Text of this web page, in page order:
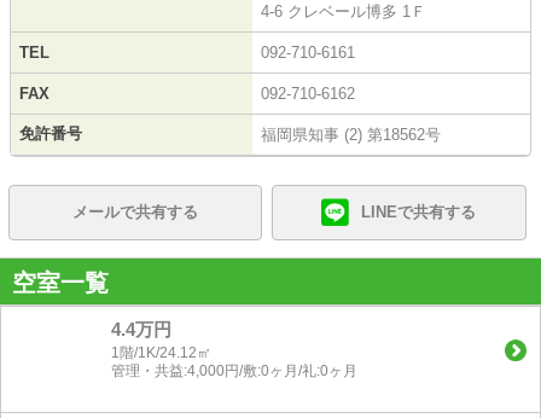
4-6 クレベール博多 1Ｆ
TEL 092-710-6161
FAX 092-710-6162
免許番号 福岡県知事 (2) 第18562号
メールで共有する LINEで共有する
空室一覧
4.4万円
1階/1K/24.12㎡
管理・共益:4,000円/敷:0ヶ月/礼:0ヶ月